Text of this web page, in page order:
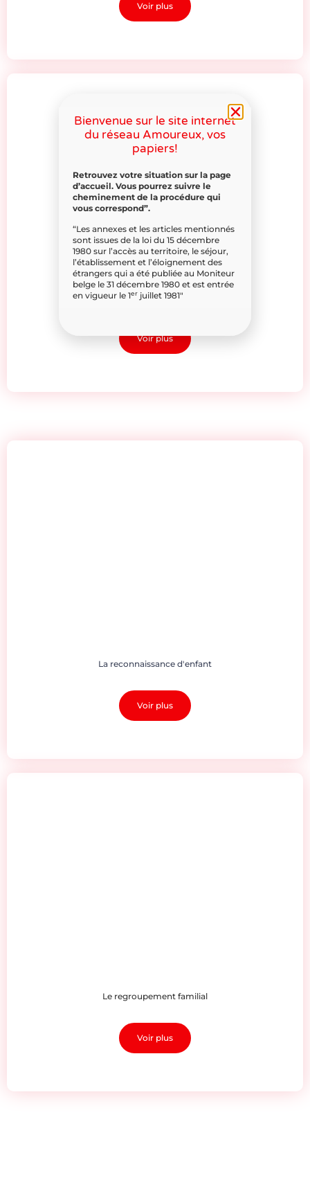
Voir plus
La cohabitation légale
Voir plus
La reconnaissance d'enfant
Voir plus
Le regroupement familial
Voir plus
Bienvenue sur le site internet
du réseau Amoureux, vos
papiers!
Retrouvez votre situation sur la page
d’accueil. Vous pourrez suivre le
cheminement de la procédure qui
vous correspond”.
“Les annexes et les articles mentionnés
sont issues de la loi du 15 décembre
1980 sur l’accès au territoire, le séjour,
l’établissement et l’éloignement des
étrangers qui a été publiée au Moniteur
belge le 31 décembre 1980 et est entrée
en vigueur le 1er juillet 1981″